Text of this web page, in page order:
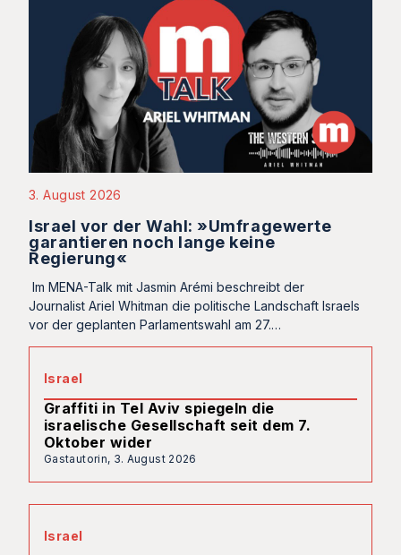
3. August 2026
Israel vor der Wahl: »Umfragewerte
garantieren noch lange keine
Regierung«
Im MENA-Talk mit Jasmin Arémi beschreibt der
Journalist Ariel Whitman die politische Landschaft Israels
vor der geplanten Parlamentswahl am 27.…
Israel
Graffiti in Tel Aviv spiegeln die
israelische Gesellschaft seit dem 7.
Oktober wider
Gastautorin, 3. August 2026
Israel